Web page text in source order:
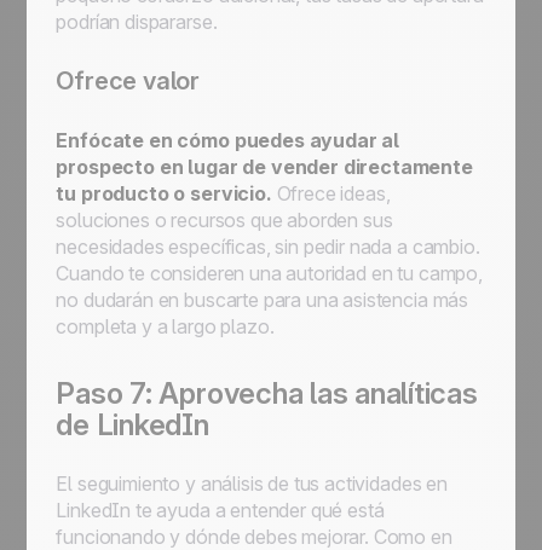
podrían dispararse.
Ofrece valor
Enfócate en cómo puedes ayudar al
prospecto en lugar de vender directamente
tu producto o servicio. Ofrece ideas,
soluciones o recursos que aborden sus
necesidades específicas, sin pedir nada a cambio.
Cuando te consideren una autoridad en tu campo,
no dudarán en buscarte para una asistencia más
completa y a largo plazo.
Paso 7: Aprovecha las analíticas
de LinkedIn
El seguimiento y análisis de tus actividades en
LinkedIn te ayuda a entender qué está
funcionando y dónde debes mejorar. Como en